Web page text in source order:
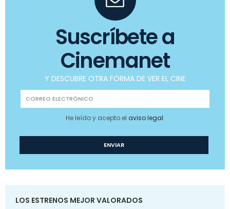
Suscríbete a
Cinemanet
Y DESCUBRE OTRA FORMA DE VER EL CINE
He leído y acepto el aviso legal.
LOS ESTRENOS MEJOR VALORADOS